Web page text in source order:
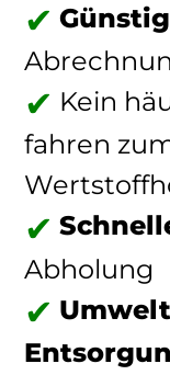
Kein
fahren
Abholung